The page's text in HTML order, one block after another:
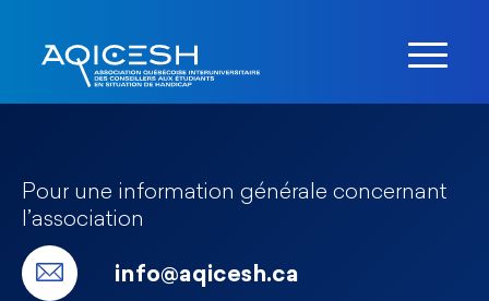
Pour une information générale concernant
l’association
info@aqicesh.ca